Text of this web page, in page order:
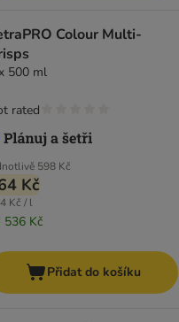
Colour Multi-
500 ml
598 Kč
Kč
Kč / l
536 Kč
rated
Přidat do košíku